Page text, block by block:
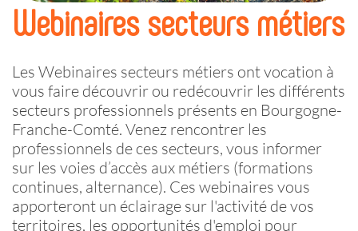
Webinaires secteurs métiers
Les Webinaires secteurs métiers ont vocation à
vous faire découvrir ou redécouvrir les différents
secteurs professionnels présents en Bourgogne-
Franche-Comté. Venez rencontrer les
professionnels de ces secteurs, vous informer
sur les voies d’accès aux métiers (formations
continues, alternance). Ces webinaires vous
apporteront un éclairage sur l'activité de vos
territoires, les opportunités d'emploi pour